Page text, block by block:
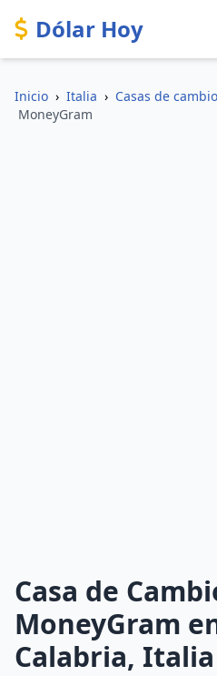
Dólar Hoy
Inicio › Italia › Casas de cambio
MoneyGram
Casa de
MoneyGram
Calabria, Italia